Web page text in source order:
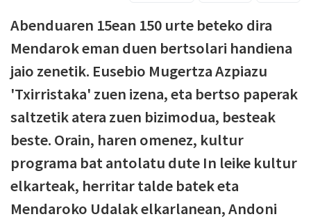
Abenduaren 15ean 150 urte beteko dira
Mendarok eman duen bertsolari handiena
jaio zenetik. Eusebio Mugertza Azpiazu
'Txirristaka' zuen izena, eta bertso paperak
saltzetik atera zuen bizimodua, besteak
beste. Orain, haren omenez, kultur
programa bat antolatu dute In leike kultur
elkarteak, herritar talde batek eta
Mendaroko Udalak elkarlanean, Andoni